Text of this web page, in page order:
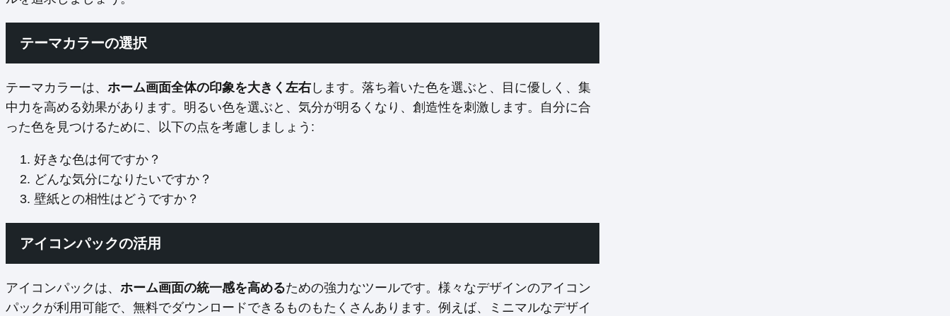
テーマカラーの選択
テーマカラーは、 ホーム画面全体の印象を大きく左右 します。落ち着いた色を選ぶと、目に優しく、集
中力を高める効果があります。明るい色を選ぶと、気分が明るくなり、創造性を刺激します。自分に合
った色を見つけるために、以下の点を考慮しましょう:
好きな色は何ですか？
どんな気分になりたいですか？
壁紙との相性はどうですか？
アイコンパックの活用
アイコンパックは、 ホーム画面の統一感を高めるための強力なツールです。様々なデザインのアイコン
パックが利用可能で、無料でダウンロードできるものもたくさんあります。例えば、ミニマルなデザイ